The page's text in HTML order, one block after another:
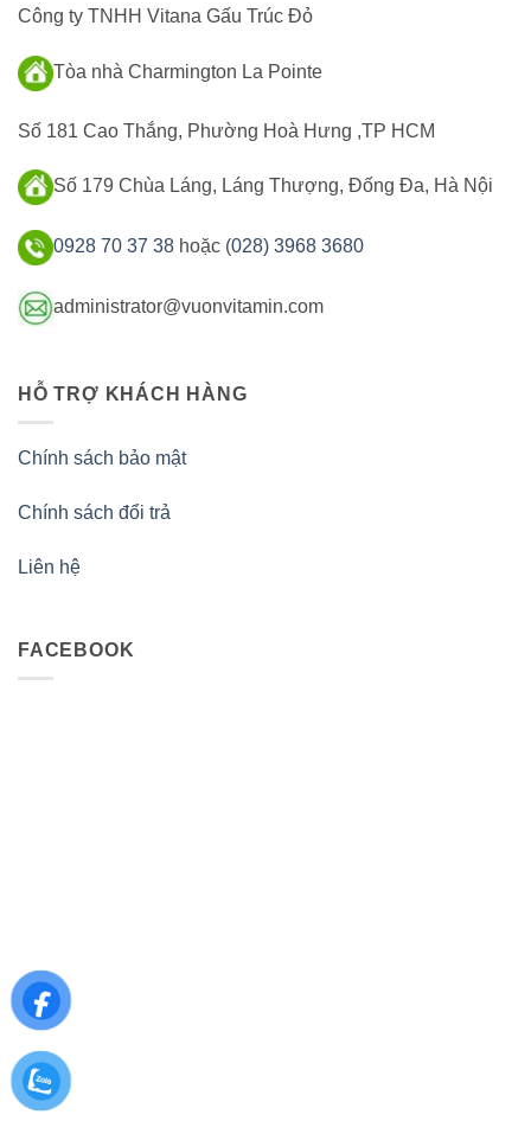
Công ty TNHH Vitana Gấu Trúc Đỏ
Tòa nhà Charmington La Pointe
Số 181 Cao Thắng, Phường Hoà Hưng ,TP HCM
Số 179 Chùa Láng, Láng Thượng, Đống Đa, Hà Nội
0928 70 37 38 hoặc (028) 3968 3680
administrator@vuonvitamin.com
HỖ TRỢ KHÁCH HÀNG
Chính sách bảo mật
Chính sách đổi trả
Liên hệ
FACEBOOK